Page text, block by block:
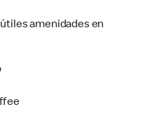
amenidades en